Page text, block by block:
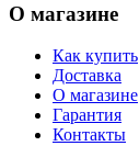
О магазине
Как купить
Доставка
О магазине
Гарантия
Контакты